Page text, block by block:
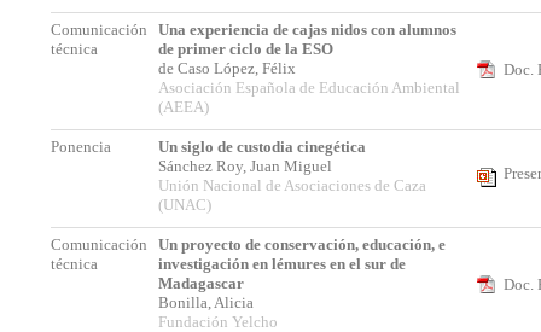
Comunicación
técnica
Una experiencia de cajas nidos con alumnos
de primer ciclo de la ESO
de Caso López, Félix
Asociación Española de Educación Ambiental
(AEEA)
Doc.
Ponencia
Un siglo de custodia cinegética
Sánchez Roy, Juan Miguel
Unión Nacional de Asociaciones de Caza
(UNAC)
Comunicación
técnica
Un proyecto de conservación, educación, e
investigación en lémures en el sur de
Madagascar
Bonilla, Alicia
Fundación Yelcho
Doc.